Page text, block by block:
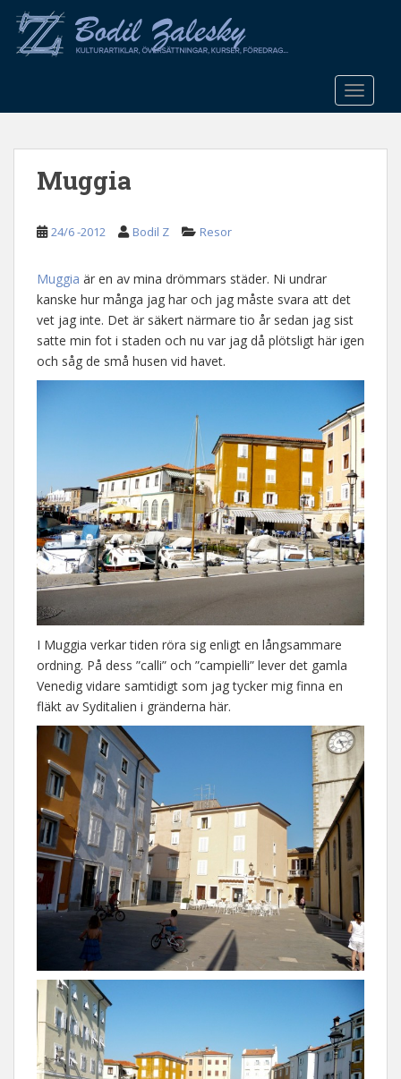
o
Muggia
24/6 -2012 Bodil Z Resor
Muggia är en av mina drömmars städer. Ni undrar
kanske hur många jag har och jag måste svara att det
vet jag inte. Det är säkert närmare tio år sedan jag sist
satte min fot i staden och nu var jag då plötsligt här igen
och såg de små husen vid havet.
I Muggia verkar tiden röra sig enligt en långsammare
ordning. På dess ”calli” och ”campielli” lever det gamla
Venedig vidare samtidigt som jag tycker mig finna en
fläkt av Syditalien i gränderna här.